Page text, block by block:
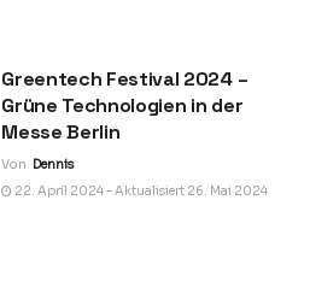
Greentech Festival 2024 –
Grüne Technologien in der
Messe Berlin
Von Dennis
22. April 2024 - Aktualisiert 26. Mai 2024